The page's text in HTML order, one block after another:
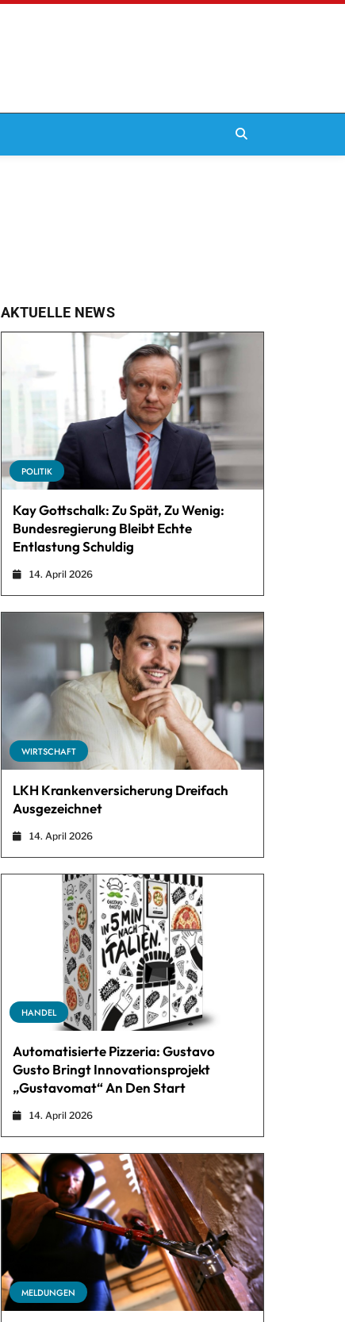
AKTUELLE NEWS
POLITIK
Kay Gottschalk: Zu Spät, Zu Wenig:
Bundesregierung Bleibt Echte
Entlastung Schuldig
14. April 2026
WIRTSCHAFT
LKH Krankenversicherung Dreifach
Ausgezeichnet
14. April 2026
HANDEL
Automatisierte Pizzeria: Gustavo
Gusto Bringt Innovationsprojekt
„Gustavomat“ An Den Start
14. April 2026
MELDUNGEN